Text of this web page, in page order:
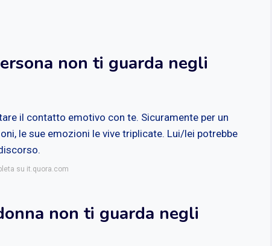
non ti guarda negli
il contatto emotivo con te. Sicuramente per un
le sue emozioni le vive triplicate. Lui/lei potrebbe
su it.quora.com
non ti guarda negli